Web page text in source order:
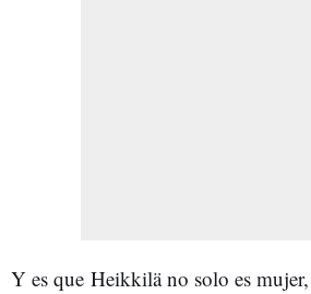
Y es que Heikkilä no solo es